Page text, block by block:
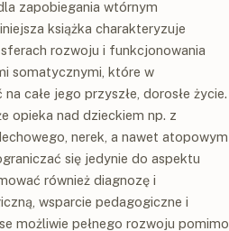
zapobiegania wtórnym
książka charakteryzuje
rozwoju i funkcjonowania
somatycznymi, które w
całe jego przyszłe, dorosłe życie.
opieka nad dzieckiem np. z
nerek, a nawet atopowym
się jedynie do aspektu
również diagnozę i
wsparcie pedagogiczne i
możliwie pełnego rozwoju pomimo